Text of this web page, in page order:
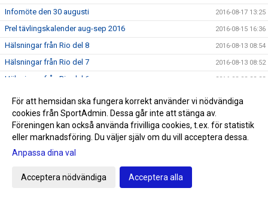
Infomöte den 30 augusti 2016-08-17 13:25
Prel tävlingskalender aug-sep 2016 2016-08-15 16:36
Hälsningar från Rio del 8 2016-08-13 08:54
Hälsningar från Rio del 7 2016-08-13 08:52
Hälsningar från Rio del 6 2016-08-08 22:23
Hälsningar från Rio del 5 2016-08-08 03:12
Hälsningar från Rio del 4
Hälsningar från Rio del 3 2016-08-04 11:02
SNART OLYMPISKA SOMMARSPELEN 2016
För att hemsidan ska fungera korrekt använder vi nödvändiga
cookies från SportAdmin. Dessa går inte att stänga av.
Föreningen kan också använda frivilliga cookies, t.ex. för statistik
eller marknadsföring. Du väljer själv om du vill acceptera dessa.
Anpassa dina val
Acceptera nödvändiga Acceptera alla